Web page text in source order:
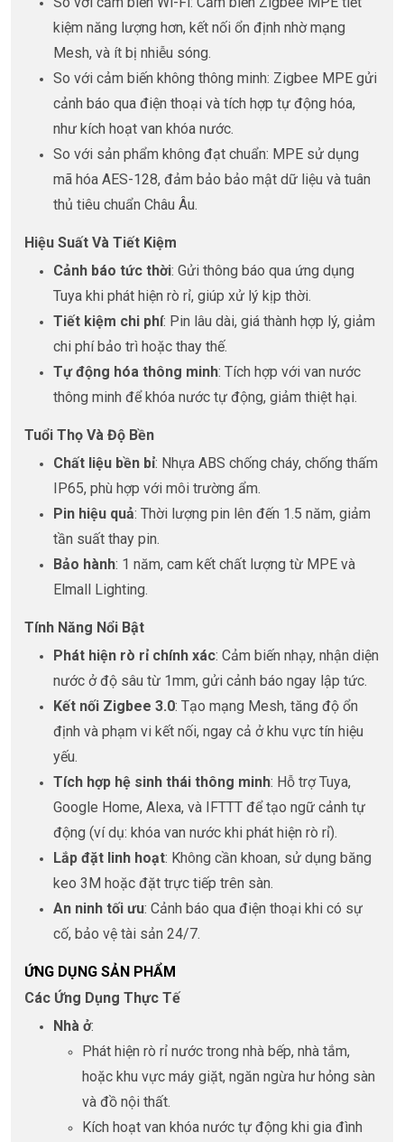
kiệm năng lượng hơn, kết nối ổn định nhờ mạng
Mesh, và ít bị nhiễu sóng.
So với cảm biến không thông minh: Zigbee MPE gửi
cảnh báo qua điện thoại và tích hợp tự động hóa,
như kích hoạt van khóa nước.
So với sản phẩm không đạt chuẩn: MPE sử dụng
mã hóa AES-128, đảm bảo bảo mật dữ liệu và tuân
thủ tiêu chuẩn Châu Âu.
Hiệu Suất Và Tiết Kiệm
Cảnh báo tức thời: Gửi thông báo qua ứng dụng
Tuya khi phát hiện rò rỉ, giúp xử lý kịp thời.
Tiết kiệm chi phí: Pin lâu dài, giá thành hợp lý, giảm
chi phí bảo trì hoặc thay thế.
Tự động hóa thông minh: Tích hợp với van nước
thông minh để khóa nước tự động, giảm thiệt hại.
Tuổi Thọ Và Độ Bền
Chất liệu bền bỉ: Nhựa ABS chống cháy, chống thấm
IP65, phù hợp với môi trường ẩm.
Pin hiệu quả: Thời lượng pin lên đến 1.5 năm, giảm
tần suất thay pin.
Bảo hành: 1 năm, cam kết chất lượng từ MPE và
Elmall Lighting.
Tính Năng Nổi Bật
Phát hiện rò rỉ chính xác: Cảm biến nhạy, nhận diện
nước ở độ sâu từ 1mm, gửi cảnh báo ngay lập tức.
Kết nối Zigbee 3.0: Tạo mạng Mesh, tăng độ ổn
định và phạm vi kết nối, ngay cả ở khu vực tín hiệu
yếu.
Tích hợp hệ sinh thái thông minh: Hỗ trợ Tuya,
Google Home, Alexa, và IFTTT để tạo ngữ cảnh tự
động (ví dụ: khóa van nước khi phát hiện rò rỉ).
Lắp đặt linh hoạt: Không cần khoan, sử dụng băng
keo 3M hoặc đặt trực tiếp trên sàn.
An ninh tối ưu: Cảnh báo qua điện thoại khi có sự
cố, bảo vệ tài sản 24/7.
ỨNG DỤNG SẢN PHẨM
Các Ứng Dụng Thực Tế
Nhà ở:
Phát hiện rò rỉ nước trong nhà bếp, nhà tắm,
hoặc khu vực máy giặt, ngăn ngừa hư hỏng sàn
và đồ nội thất.
Kích hoạt van khóa nước tự động khi gia đình